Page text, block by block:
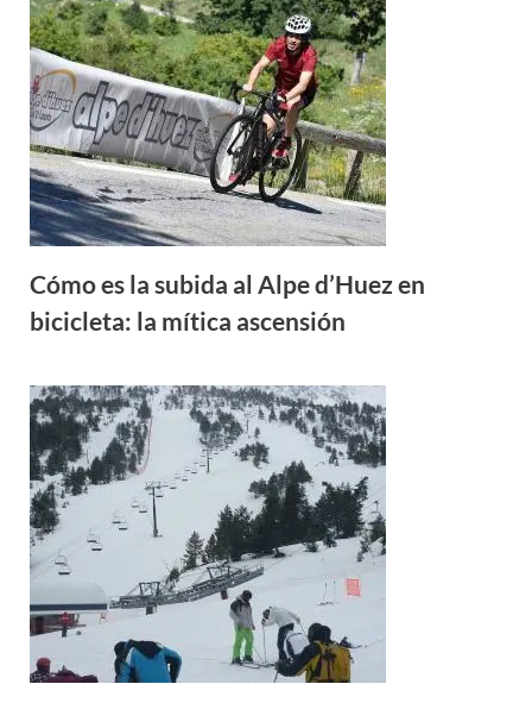
Cómo es la subida al Alpe d’Huez en
bicicleta: la mítica ascensión